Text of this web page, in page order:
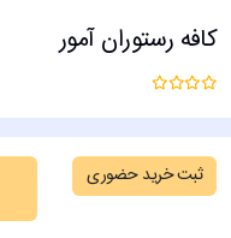
کافه رستوران آمور
ثبت خرید حضوری